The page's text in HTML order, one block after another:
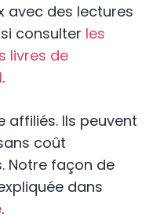
avec des lectures
consulter les
livres de
.
affiliés. Ils peuvent
coût
Notre façon de
dans
.